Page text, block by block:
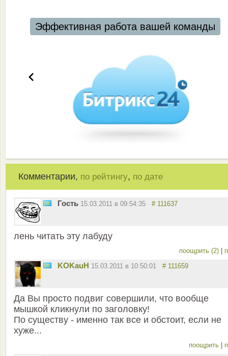
Комментарии, по рейтингу, по дате
Гость 15.03.2011 в 09:54:35 # 111637
лень читать эту лабуду
поощрить (2)
KOKauH 15.03.2011 в 10:50:01 # 111659
Да Вы просто подвиг совершили, что вообще
мышкой кликнули по заголовку!
По существу - именно так все и обстоит, если не
хуже...
поощрить